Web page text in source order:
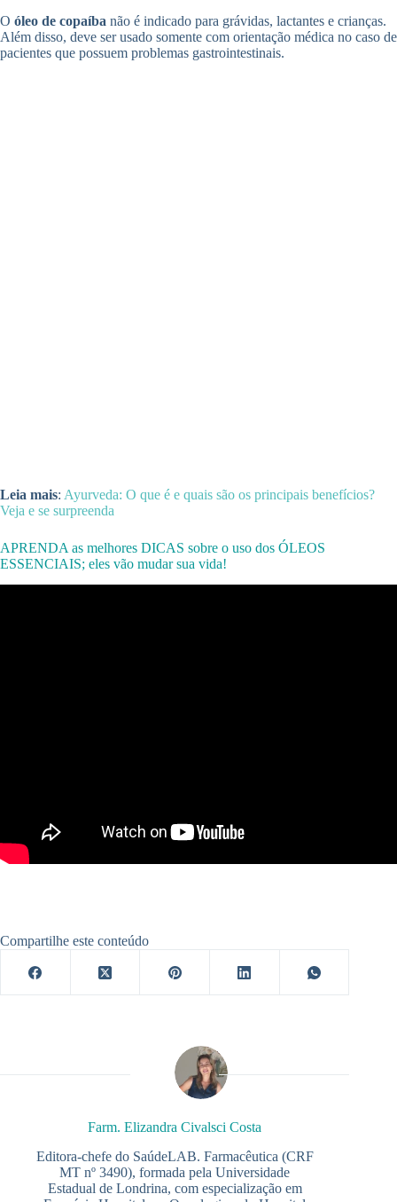
O óleo de copaíba não é indicado para grávidas, lactantes e crianças.
Além disso, deve ser usado somente com orientação médica no caso de
pacientes que possuem problemas gastrointestinais.
Leia mais: Ayurveda: O que é e quais são os principais benefícios?
Veja e se surpreenda
APRENDA as melhores DICAS sobre o uso dos ÓLEOS
ESSENCIAIS; eles vão mudar sua vida!
Compartilhe este conteúdo
Farm. Elizandra Civalsci Costa
Editora-chefe do SaúdeLAB. Farmacêutica (CRF
MT nº 3490), formada pela Universidade
Estadual de Londrina, com especialização em